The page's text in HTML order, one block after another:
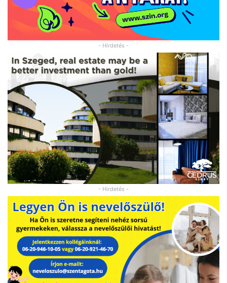
- Hirdetés -
- Hirdetés -